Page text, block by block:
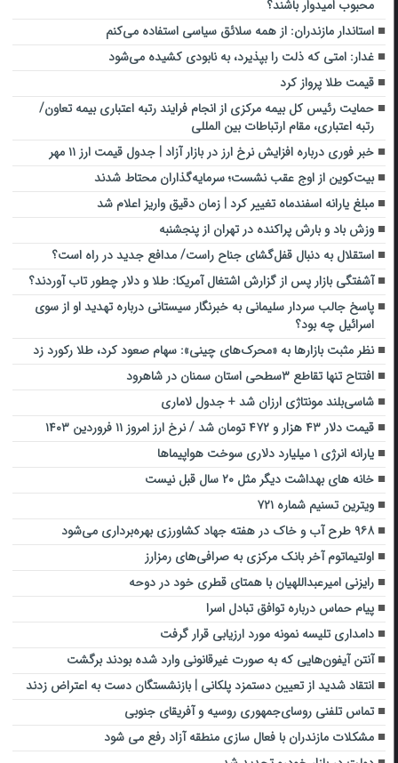
محبوب امیدوار باشند؟
استاندار مازندران: از همه سلائق سیاسی استفاده می‌کنم
غدار: امتی که ذلت را بپذیرد، به نابودی کشیده می‌شود
قیمت طلا پرواز کرد
حمایت رئیس کل بیمه مرکزی از انجام فرایند رتبه اعتباری بیمه تعاون/
رتبه اعتباری، مقام ارتباطات بین المللی
خبر فوری درباره افزایش نرخ ارز در بازار آزاد | جدول قیمت ارز ۱۱ مهر
بیت‌کوین از اوج عقب نشست؛ سرمایه‌گذاران محتاط شدند
مبلغ یارانه اسفندماه تغییر کرد | زمان دقیق واریز اعلام شد
وزش باد و بارش پراکنده در تهران از پنجشنبه
استقلال به دنبال قفل‌گشای جناح راست/ مدافع جدید در راه است؟
آشفتگی بازار پس از گزارش اشتغال آمریکا: طلا و دلار چطور تاب آوردند؟
پاسخ جالب سردار سلیمانی به خبرنگار سیستانی درباره تهدید او از سوی
اسرائیل چه بود؟
نظر مثبت بازارها به «محرک‌های چینی»: سهام صعود کرد، طلا رکورد زد
افتتاح تنها تقاطع ۳سطحی استان سمنان در شاهرود
شاسی‌بلند مونتاژی ارزان شد + جدول لاماری
قیمت دلار ۴۳ هزار و ۴۷۲ تومان شد / نرخ ارز امروز ۱۱ فروردین ۱۴۰۳
یارانه انرژی ۱ میلیارد دلاری سوخت هواپیماها
خانه های بهداشت دیگر مثل ۲۰ سال قبل نیست
ویترین تسنیم شماره ۷۲۱
۹۶۸ طرح آب و خاک در هفته جهاد کشاورزی بهره‌برداری می‌شود
اولتیماتوم آخر بانک مرکزی به صرافی‌های رمزارز
رایزنی امیرعبداللهیان با همتای قطری خود در دوحه
پیام حماس درباره توافق تبادل اسرا
دامداری تلیسه نمونه مورد ارزیابی قرار گرفت
آنتن آیفون‌هایی که به صورت غیرقانونی وارد شده بودند برگشت
انتقاد شدید از تعیین دستمزد پلکانی | بازنشستگان دست به اعتراض زدند
تماس تلفنی روسای‌جمهوری روسیه و آفریقای جنوبی
مشکلات مازندران با فعال سازی منطقه آزاد رفع می شود